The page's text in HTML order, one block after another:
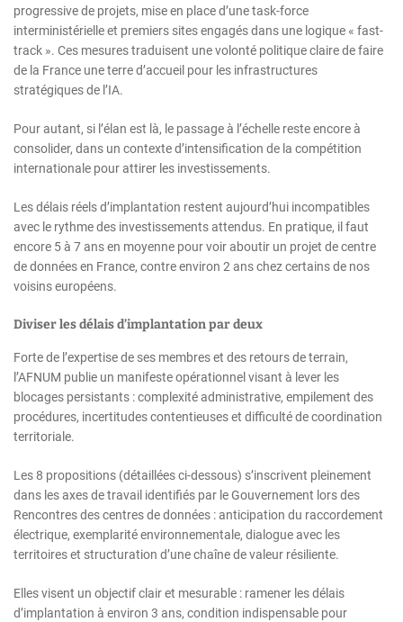
progressive de projets, mise en place d’une task-force
interministérielle et premiers sites engagés dans une logique « fast-
track ». Ces mesures traduisent une volonté politique claire de faire
de la France une terre d’accueil pour les infrastructures
stratégiques de l’IA.
Pour autant, si l’élan est là, le passage à l’échelle reste encore à
consolider, dans un contexte d’intensification de la compétition
internationale pour attirer les investissements.
Les délais réels d’implantation restent aujourd’hui incompatibles
avec le rythme des investissements attendus. En pratique, il faut
encore 5 à 7 ans en moyenne pour voir aboutir un projet de centre
de données en France, contre environ 2 ans chez certains de nos
voisins européens.
Diviser les délais d’implantation par deux
Forte de l’expertise de ses membres et des retours de terrain,
l’AFNUM publie un manifeste opérationnel visant à lever les
blocages persistants : complexité administrative, empilement des
procédures, incertitudes contentieuses et difficulté de coordination
territoriale.
Les 8 propositions (détaillées ci-dessous) s’inscrivent pleinement
dans les axes de travail identifiés par le Gouvernement lors des
Rencontres des centres de données : anticipation du raccordement
électrique, exemplarité environnementale, dialogue avec les
territoires et structuration d’une chaîne de valeur résiliente.
Elles visent un objectif clair et mesurable : ramener les délais
d’implantation à environ 3 ans, condition indispensable pour